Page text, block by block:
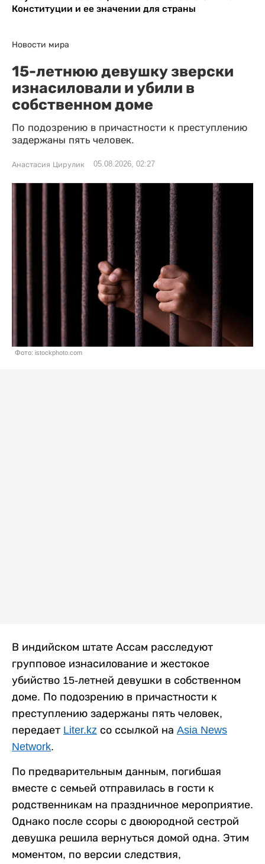
Конституции и ее значении для страны
Новости мира
15-летнюю девушку зверски
изнасиловали и убили в
собственном доме
По подозрению в причастности к преступлению
задержаны пять человек.
Анастасия Цирулик 05.08.2026, 02:27
Фото: istockphoto.com
В индийском штате Ассам расследуют
групповое изнасилование и жестокое
убийство 15-летней девушки в собственном
доме. По подозрению в причастности к
преступлению задержаны пять человек,
передает Liter.kz со ссылкой на Asia News
Network.
По предварительным данным, погибшая
вместе с семьей отправилась в гости к
родственникам на праздничное мероприятие.
Однако после ссоры с двоюродной сестрой
девушка решила вернуться домой одна. Этим
моментом, по версии следствия,